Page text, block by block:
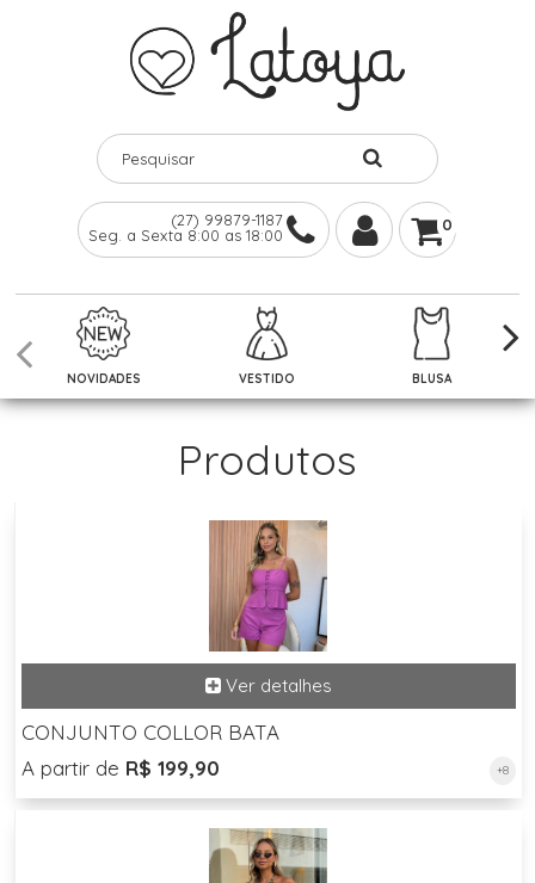
(27) 99879-1187
Seg. a Sexta 8:00 as 18:00
0
NOVIDADES VESTIDO BLUSA
Produtos
CONJUNTO COLLOR BATA
A partir de R$ 199,90 +8